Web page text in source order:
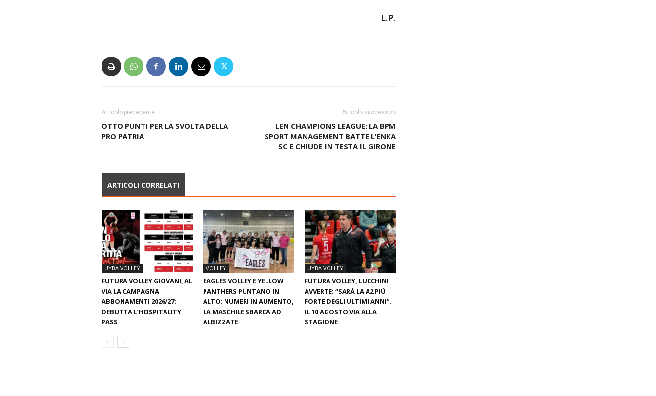
L.P.
Articolo precedente
OTTO PUNTI PER LA SVOLTA DELLA
PRO PATRIA
Articolo successivo
LEN CHAMPIONS LEAGUE: LA BPM
SPORT MANAGEMENT BATTE L’ENKA
SC E CHIUDE IN TESTA IL GIRONE
ARTICOLI CORRELATI
UYBA VOLLEY
FUTURA VOLLEY GIOVANI, AL
VIA LA CAMPAGNA
ABBONAMENTI 2026/27:
DEBUTTA L’HOSPITALITY
PASS
VOLLEY
EAGLES VOLLEY E YELLOW
PANTHERS PUNTANO IN
ALTO: NUMERI IN AUMENTO,
LA MASCHILE SBARCA AD
ALBIZZATE
UYBA VOLLEY
FUTURA VOLLEY, LUCCHINI
AVVERTE: “SARÀ LA A2 PIÙ
FORTE DEGLI ULTIMI ANNI”.
IL 10 AGOSTO VIA ALLA
STAGIONE